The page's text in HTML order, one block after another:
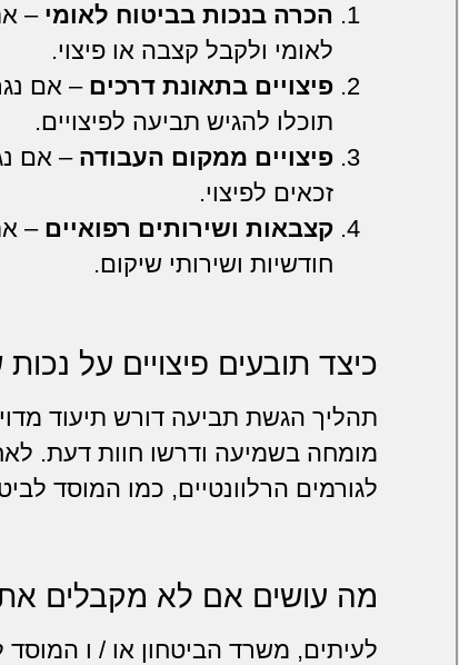
הכרה בנכות בביטוח לאומי –
לאומי ולקבל קצבה או פיצוי.
פיצויים בתאונת דרכים – אם
תוכלו להגיש תביעה לפיצויים.
פיצויים ממקום העבודה – אם
זכאים לפיצוי.
קצבאות ושירותים רפואיים –
חודשיות ושירותי שיקום.
כיצד תובעים פיצויים על
תהליך הגשת תביעה דורש תיעוד
מומחה בשמיעה ודרשו חוות דעת.
לגורמים הרלוונטיים, כמו המוסד
מה עושים אם לא מקבלים את
לעיתים, משרד הביטחון או / ו המוסד